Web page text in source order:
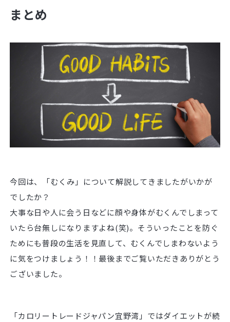
まとめ
今回は、「むくみ」について解説してきましたがいかが
でしたか？
大事な日や人に会う日などに顔や身体がむくんでしまって
いたら台無しになりますよね(笑)。そういったことを防ぐ
ためにも普段の生活を見直して、むくんでしまわないよう
に気をつけましょう！！最後までご覧いただきありがとう
ございました。
「カロリートレードジャパン宜野湾」ではダイエットが続